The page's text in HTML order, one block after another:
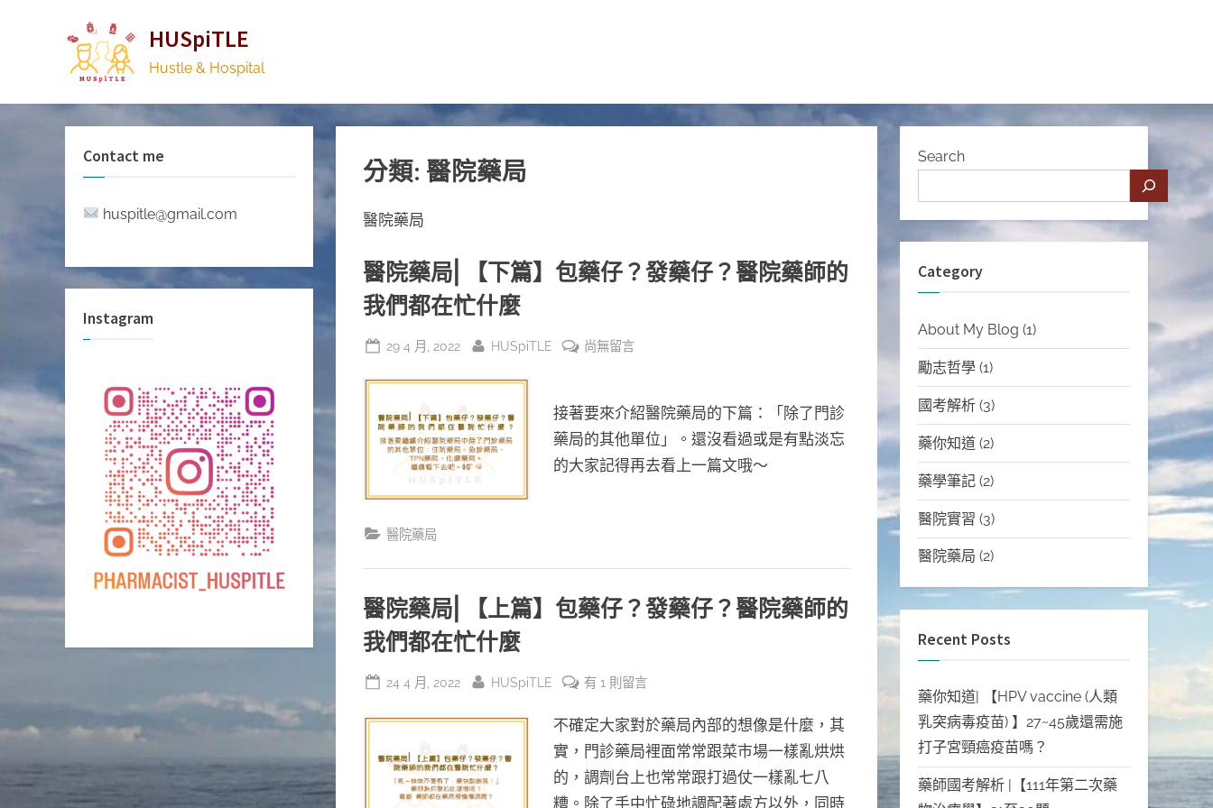
HUSpiTLE
Hustle & Hospital
分類: 醫院藥局
醫院藥局
醫院藥局⎜【下篇】包藥仔？發藥仔？醫院藥師的
我們都在忙什麼
Posted
29 4 月, 2022 By
HUSpiTLE
在
藥
局
⎜【下
發
藥
仔？
藥
的
我
們
都
尚無留言
接著要來介紹醫院藥局的下篇：「除了門診
藥局的其他單位」。還沒看過或是有點淡忘
的大家記得再去看上一篇文哦～
醫院藥局
醫院藥局⎜【上篇】包藥仔？發藥仔？醫院藥師的
我們都在忙什麼
Posted
24 4 月, 2022 By
HUSpiTLE
在
院
藥
局
⎜【上
有 1 則留言
不確定大家對於藥局內部的想像是什麼，其
實，門診藥局裡面常常跟菜市場一樣亂烘烘
的，調劑台上也常常跟打過仗一樣亂七八
糟。除了手中忙碌地調配著處方以外，同時
Contact me
huspitle@gmail.com
Instagram
Search
Category
About My Blog (1)
勵志哲學 (1)
國考解析 (3)
藥你知道 (2)
藥學筆記 (2)
醫院實習 (3)
醫院藥局 (2)
Recent Posts
藥你知道| 【HPV vaccine (人類
乳突病毒疫苗) 】27~45歲還需施
打子宮頸癌疫苗嗎？
藥師國考解析 |【111年第二次藥